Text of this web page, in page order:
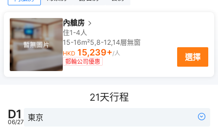
內艙房
住1-4人
15-16m²5,8-12,14層無窗
HKD 15,239+/人
郵輪公司優惠
選擇
21天行程
D1
06/27 東京